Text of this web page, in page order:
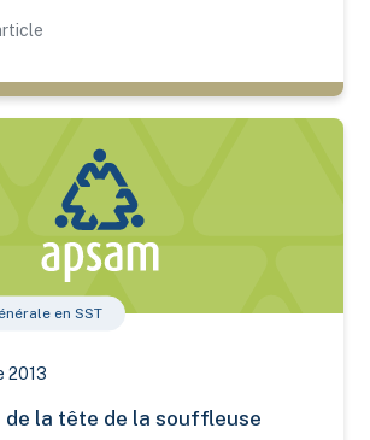
tête de la souffleuse
en SST
2013
de la tête de la souffleuse